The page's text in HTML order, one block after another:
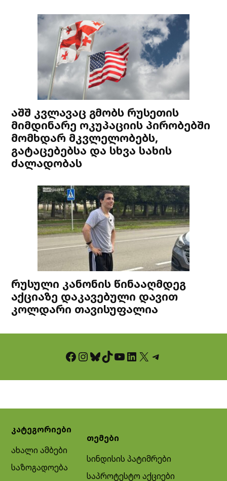
აშშ კვლავაც გმობს რუსეთის
მიმდინარე ოკუპაციის პირობებში
მომხდარ მკვლელობებს,
გატაცებებსა და სხვა სახის
ძალადობას
რუსული კანონის წინააღმდეგ
აქციაზე დაკავებული დავით
კოლდარი თავისუფალია
Facebook InstagramBluesky TikTok YouTube LinkedIn X Telegram
კატეგორიები
ახალი ამბები
საზოგადოება
თემები
სინდისის პატიმრები
საპროტესტო აქციები